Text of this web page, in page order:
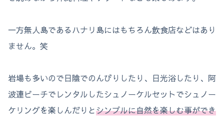
一方無人島であるハナリ島にはもちろん飲食店などはあり
ません。笑
岩場も多いので日陰でのんびりしたり、日光浴したり、阿
波連ビーチでレンタルしたシュノーケルセットでシュノー
ケリングを楽しんだりとシンプルに自然を楽しむ事ができ